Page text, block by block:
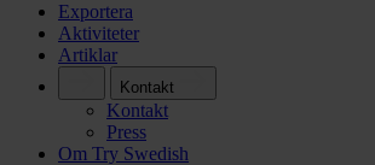
Exportera
Aktiviteter
Artiklar
Kontakt
Kontakt
Press
Om Try Swedish